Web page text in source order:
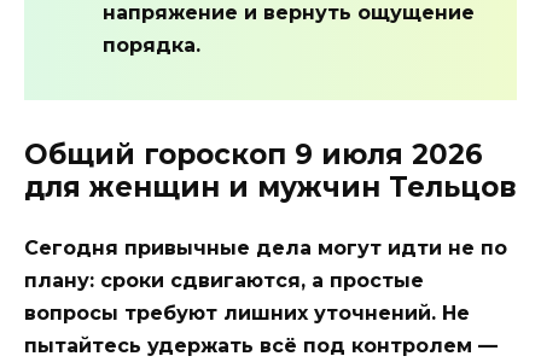
напряжение и вернуть ощущение
порядка.
Общий гороскоп 9 июля 2026
для женщин и мужчин Тельцов
Сегодня привычные дела могут идти не по
плану: сроки сдвигаются, а простые
вопросы требуют лишних уточнений. Не
пытайтесь удержать всё под контролем —